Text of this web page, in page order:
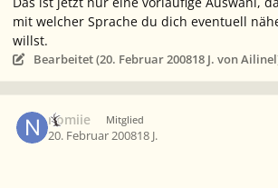
mit welcher Sprache du dich eventuell
willst.
Bearbeitet (20. Februar 200818 J. von
nomiie Mitglied
20. Februar 200818 J.